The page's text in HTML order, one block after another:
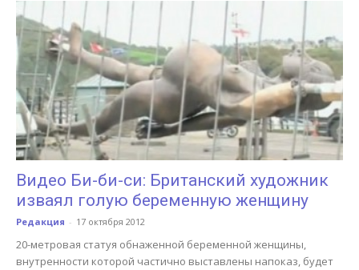
Видео Би-би-си: Британский художник
изваял голую беременную женщину
Редакция - 17 октября 2012
20-метровая статуя обнаженной беременной женщины,
внутренности которой частично выставлены напоказ, будет